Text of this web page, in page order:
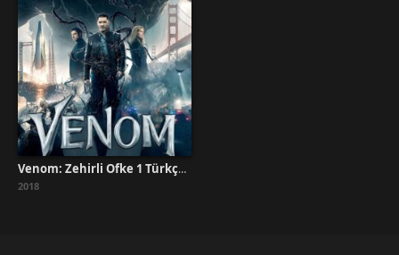
Venom: Zehirli Öfke 1 Türkçe Dublaj İzle
2018